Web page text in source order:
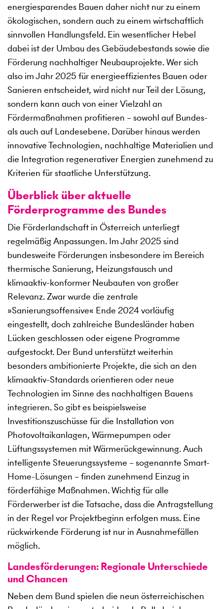
energiesparendes Bauen daher nicht nur zu einem
ökologischen, sondern auch zu einem wirtschaftlich
sinnvollen Handlungsfeld. Ein wesentlicher Hebel
dabei ist der Umbau des Gebäudebestands sowie die
Förderung nachhaltiger Neubauprojekte. Wer sich
also im Jahr 2025 für energieeffizientes Bauen oder
Sanieren entscheidet, wird nicht nur Teil der Lösung,
sondern kann auch von einer Vielzahl an
Fördermaßnahmen profitieren – sowohl auf Bundes-
als auch auf Landesebene. Darüber hinaus werden
innovative Technologien, nachhaltige Materialien und
die Integration regenerativer Energien zunehmend zu
Kriterien für staatliche Unterstützung.
Überblick über aktuelle
Förderprogramme des Bundes
Die Förderlandschaft in Österreich unterliegt
regelmäßig Anpassungen. Im Jahr 2025 sind
bundesweite Förderungen insbesondere im Bereich
thermische Sanierung, Heizungstausch und
klimaaktiv-konformer Neubauten von großer
Relevanz. Zwar wurde die zentrale
»Sanierungsoffensive« Ende 2024 vorläufig
eingestellt, doch zahlreiche Bundesländer haben
Lücken geschlossen oder eigene Programme
aufgestockt. Der Bund unterstützt weiterhin
besonders ambitionierte Projekte, die sich an den
klimaaktiv-Standards orientieren oder neue
Technologien im Sinne des nachhaltigen Bauens
integrieren. So gibt es beispielsweise
Investitionszuschüsse für die Installation von
Photovoltaikanlagen, Wärmepumpen oder
Lüftungssystemen mit Wärmerückgewinnung. Auch
intelligente Steuerungssysteme – sogenannte Smart-
Home-Lösungen – finden zunehmend Einzug in
förderfähige Maßnahmen. Wichtig für alle
Förderwerber ist die Tatsache, dass die Antragstellung
in der Regel vor Projektbeginn erfolgen muss. Eine
rückwirkende Förderung ist nur in Ausnahmefällen
möglich.
Landesförderungen: Regionale Unterschiede
und Chancen
Neben dem Bund spielen die neun österreichischen